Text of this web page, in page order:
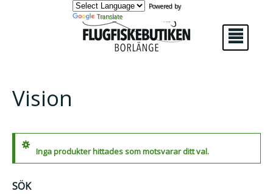
Powered by
Translate
²
Vision
Inga produkter hittades som motsvarar ditt val.
SÖK